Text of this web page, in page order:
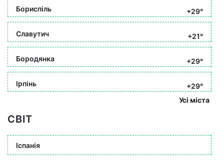
Бориспіль +29°
Славутич +21°
Бородянка +29°
Ірпінь
+29°
Усі міста
СВІТ
Іспанія